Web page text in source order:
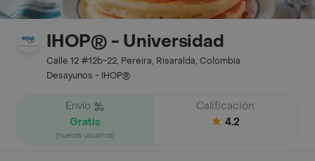
IHOP® - Universidad
Calle 12 #12b-22, Pereira, Risaralda, Colombia
Desayunos - IHOP®
Envío
Gratis
(nuevos usuarios)
Calificación
4.2